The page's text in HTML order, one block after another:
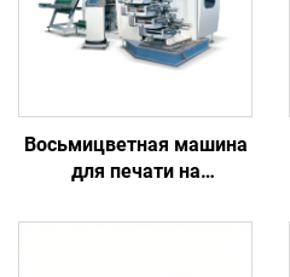
Восьмицветная машина
для печати на
стаканчиках